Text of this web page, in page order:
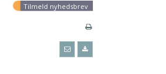
Tilmeld nyhedsbrev